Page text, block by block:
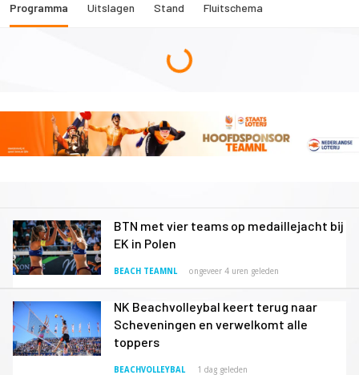
Programma Uitslagen Stand Fluitschema
BTN met vier teams op medaillejacht bij
EK in Polen
BEACH TEAMNL ongeveer 4 uren geleden
NK Beachvolleybal keert terug naar
Scheveningen en verwelkomt alle
toppers
BEACHVOLLEYBAL 1 dag geleden